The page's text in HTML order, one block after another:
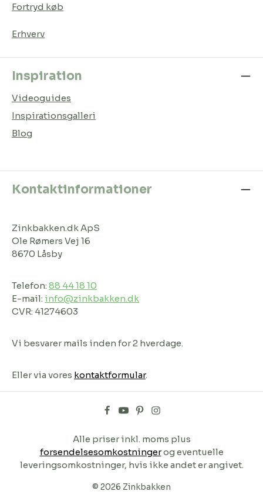
Fortryd køb
Erhverv
Inspiration
Videoguides
Inspirationsgalleri
Blog
Kontaktinformationer
Zinkbakken.dk ApS
Ole Rømers Vej 16
8670 Låsby
Telefon: 88 44 18 10
E-mail: info@zinkbakken.dk
CVR: 41274603
Vi besvarer mails inden for 2 hverdage.
Eller via vores kontaktformular.
© 2026 Zinkbakken
Alle priser inkl. moms plus
forsendelsesomkostningerog eventuelle
leveringsomkostninger, hvis ikke andet er angivet.